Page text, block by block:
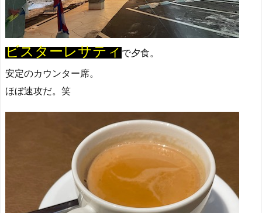
ビスターレサティで夕食。
安定のカウンター席。
ほぼ速攻だ。笑